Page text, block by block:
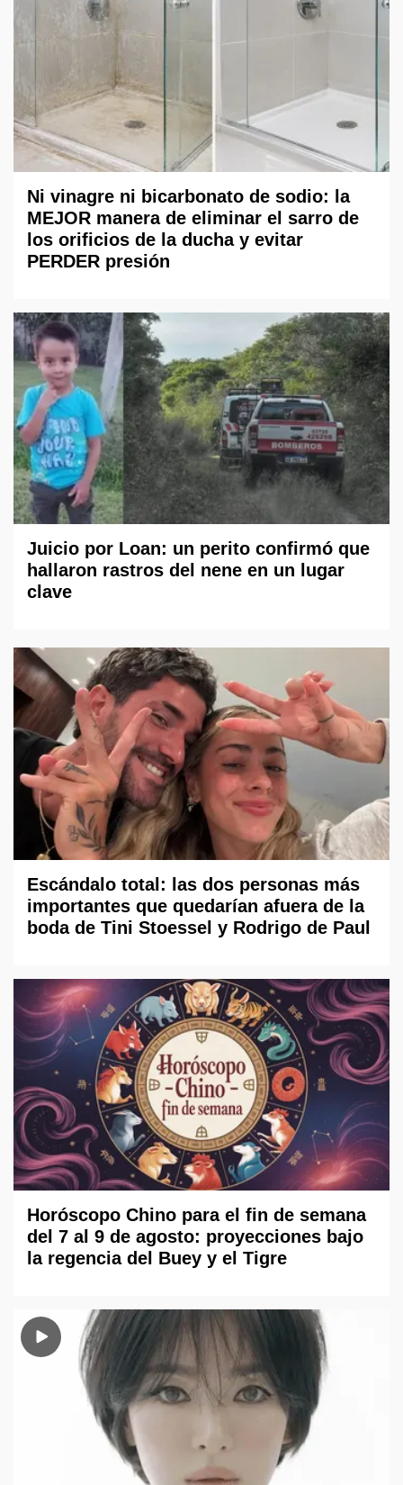
Ni vinagre ni bicarbonato de sodio: la
MEJOR manera de eliminar el sarro de
los orificios de la ducha y evitar
PERDER presión
Juicio por Loan: un perito confirmó que
hallaron rastros del nene en un lugar
clave
Escándalo total: las dos personas más
importantes que quedarían afuera de la
boda de Tini Stoessel y Rodrigo de Paul
Horóscopo Chino para el fin de semana
del 7 al 9 de agosto: proyecciones bajo
la regencia del Buey y el Tigre